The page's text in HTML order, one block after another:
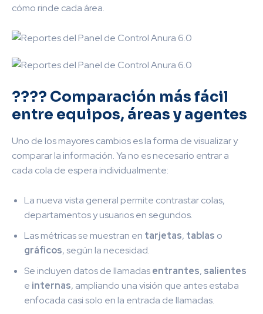
cómo rinde cada área.
???? Comparación más fácil
entre equipos, áreas y agentes
Uno de los mayores cambios es la forma de visualizar y
comparar la información. Ya no es necesario entrar a
cada cola de espera individualmente:
La nueva vista general permite contrastar colas,
departamentos y usuarios en segundos.
Las métricas se muestran en tarjetas, tablas o
gráficos, según la necesidad.
Se incluyen datos de llamadasentrantes, salientes
e internas, ampliando una visión que antes estaba
enfocada casi solo en la entrada de llamadas.